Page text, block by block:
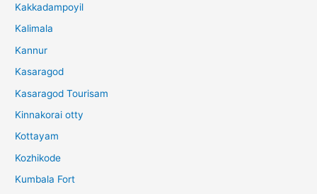
Kakkadampoyil
Kalimala
Kannur
Kasaragod
Kasaragod Tourisam
Kinnakorai otty
Kottayam
Kozhikode
Kumbala Fort